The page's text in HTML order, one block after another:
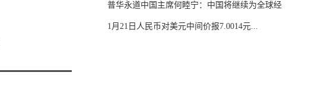
普华永道中国主席何睦宁：中国将继续为全球经
济...
1月21日人民币对美元中间价报7.0014元...